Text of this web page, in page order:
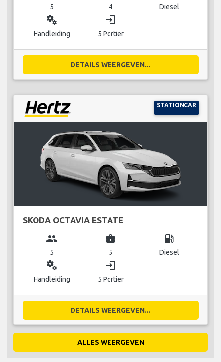
5 4 Diesel
miscellaneous_services
Handleiding
login
5 Portier
DETAILS WEERGEVEN...
STATIONCAR
SKODA OCTAVIA ESTATE
group
5
business_center
5
local_gas_station
Diesel
miscellaneous_services
Handleiding
login
5 Portier
DETAILS WEERGEVEN...
ALLES WEERGEVEN